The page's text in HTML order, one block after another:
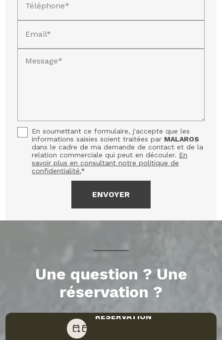
Téléphone*
Email*
Message*
En soumettant ce formulaire, j'accepte que les
informations saisies soient traitées par MALAROS
dans le cadre de ma demande de contact et de la
relation commerciale qui peut en découler. En
savoir plus en consultant notre politique de
confidentialité.*
Une question ? Une
réservation ?
calendar_add_oncalendar_add_on
RESERVATION
CONTACTEZ-NOUS